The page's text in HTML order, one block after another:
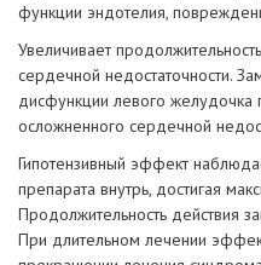
функции эндотелия,
Увеличивает
сердечной недостаточности.
дисфункции левого желудочка
осложненного сердечной
Гипотензивный эффект
препарата внутрь, достигая
Продолжительность действия
При длительном лечении